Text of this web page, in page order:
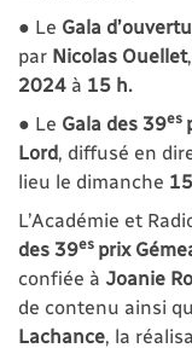
● Le Gala
par Nicolas Ouellet
2024 à 15 h.
● Le Gala des 39es
Lord , diffusé en
lieu le dimanche
L’Académie et
des 39es prix
confiée à Joanie
de contenu ainsi
Lachance , la